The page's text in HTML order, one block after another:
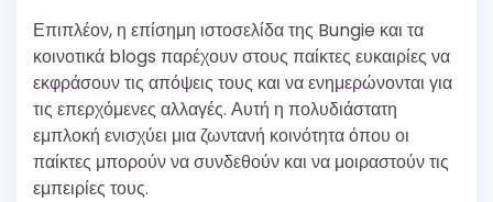
Επιπλέον, η επίσημη ιστοσελίδα της Bungie και τα
κοινοτικά blogs παρέχουν στους παίκτες ευκαιρίες να
εκφράσουν τις απόψεις τους και να ενημερώνονται για
τις επερχόμενες αλλαγές. Αυτή η πολυδιάστατη
εμπλοκή ενισχύει μια ζωντανή κοινότητα όπου οι
παίκτες μπορούν να συνδεθούν και να μοιραστούν τις
εμπειρίες τους.